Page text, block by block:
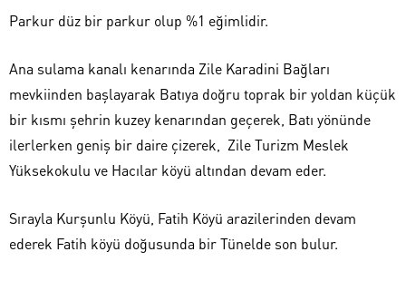
Parkur düz bir parkur olup %1 eğimlidir.
Ana sulama kanalı kenarında Zile Karadini Bağları
mevkiinden başlayarak Batıya doğru toprak bir yoldan küçük
bir kısmı şehrin kuzey kenarından geçerek, Batı yönünde
ilerlerken geniş bir daire çizerek, Zile Turizm Meslek
Yüksekokulu ve Hacılar köyü altından devam eder.
Sırayla Kurşunlu Köyü, Fatih Köyü arazilerinden devam
ederek Fatih köyü doğusunda bir Tünelde son bulur.